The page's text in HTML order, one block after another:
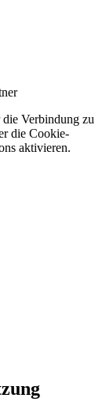
Verbindung zu
die Cookie-
aktivieren.